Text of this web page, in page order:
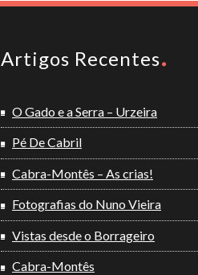
Artigos Recentes
O Gado e a Serra – Urzeira
Pé De Cabril
Cabra-Montês – As crias!
Fotografias do Nuno Vieira
Vistas desde o Borrageiro
Cabra-Montês